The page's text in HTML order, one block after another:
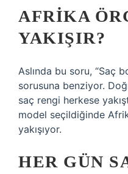
AFRIKA
YAKIŞIR?
Aslında bu soru, “Saç
sorusuna benziyor.
saç rengi herkese
model seçildiğinde
yakışıyor.
HER GÜN